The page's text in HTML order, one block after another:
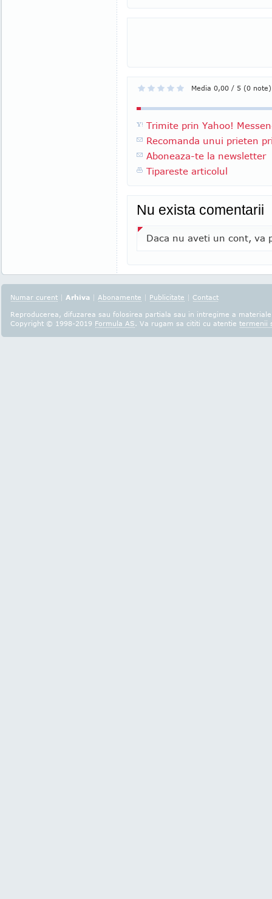
Media 0,00 / 5 (0 note)
Trimite prin Yahoo!
Recomanda unui prieten
Aboneaza-te la newsletter
Tipareste articolul
Nu exista comentarii
Daca nu aveti un cont, va
Numar curent | Arhiva | Abonamente | Publicitate | Contact
Reproducerea, difuzarea sau folosirea partiala sau in intregime a
Copyright © 1998-2019 Formula AS. Va rugam sa cititi cu atentie termenii